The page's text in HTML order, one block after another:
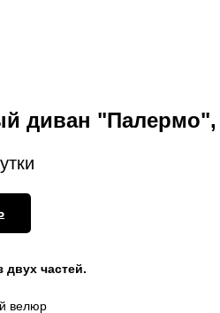
диван
двух частей.
велюр